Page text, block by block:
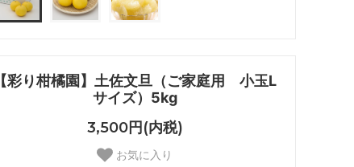
【彩り柑橘園】土佐文旦（ご家庭用 小玉L
サイズ）5kg
3,500円(内税)
お気に入り